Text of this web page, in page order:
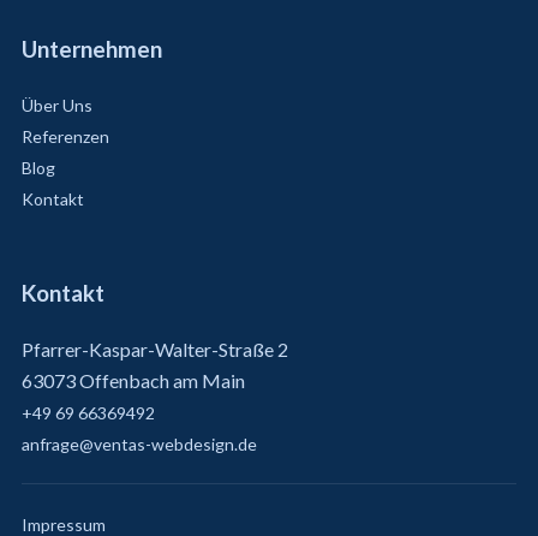
Unternehmen
Über Uns
Referenzen
Blog
Kontakt
Kontakt
Pfarrer-Kaspar-Walter-Straße 2
63073 Offenbach am Main
+49 69 66369492
anfrage@ventas-webdesign.de
Impressum